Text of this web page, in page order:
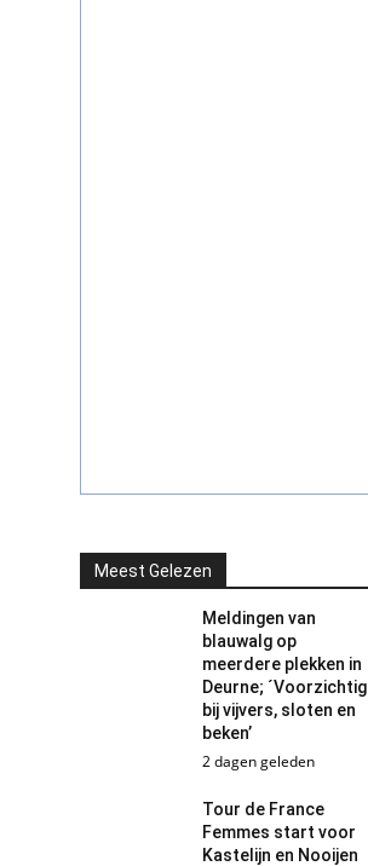
Meest Gelezen
Meldingen van
blauwalg op
meerdere plekken in
Deurne; ´Voorzichtig
bij vijvers, sloten en
beken’
2 dagen geleden
Tour de France
Femmes start voor
Kastelijn en Nooijen